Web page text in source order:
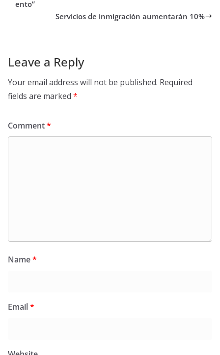
ento”
Servicios de inmigración aumentarán 10%
Leave a Reply
Your email address will not be published. Required
fields are marked *
Comment*
Name*
Email*